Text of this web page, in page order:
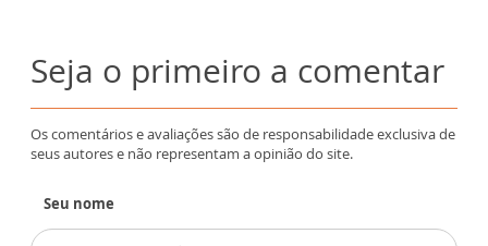
Seja o primeiro a comentar
Os comentários e avaliações são de responsabilidade exclusiva de
seus autores e não representam a opinião do site.
Seu nome